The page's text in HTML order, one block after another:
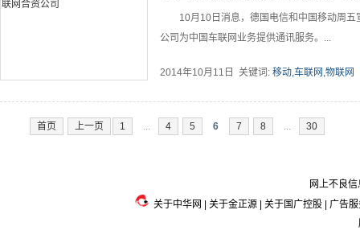
10月10日消息，德国电信和中国移动周
公司为中国车联网业务提供通讯服务。...
2014年10月11日 关键词: 移动,车联网,物联网
首页 上一页 1 ... 4 5 6 7 8 ... 30
网上不良
关于中华网
关于金正源 关于国广控股
广告